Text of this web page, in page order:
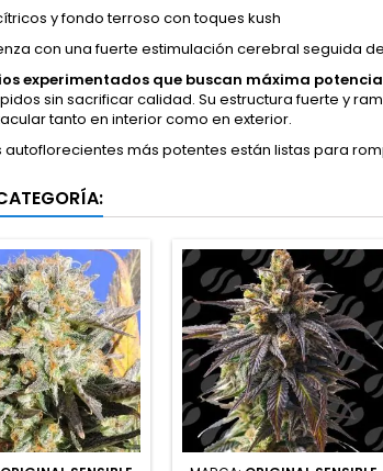
y fondo terroso con toques kush
con una fuerte estimulación cerebral seguida
experimentados que buscan máxima
sin sacrificar calidad. Su estructura fuerte y
tanto en interior como en exterior.
autoflorecientes más potentes están listas para